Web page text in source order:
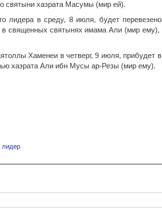
святыни хазрата Масумы (мир ей).
лидера в среду, 8 июля, будет
священных святынях имама Али (мир
Хаменеи в четверг, 9 июля,
хазрата Али ибн Мусы ар-Резы (мир ему).
лидер